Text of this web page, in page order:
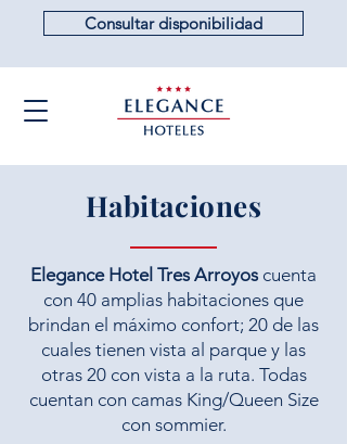
Habitaciones
Elegance Hotel Tres Arroyoscuenta
con 40 amplias habitaciones que
brindan el máximo confort; 20 de las
cuales tienen vista al parque y las
otras 20 con vista a la ruta. Todas
cuentan con camas King/Queen Size
con sommier.
Consultar disponibilidad